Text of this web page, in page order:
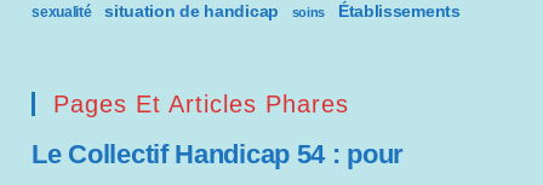
sexualité situation de handicap soins Établissements
Pages Et Articles Phares
Le Collectif Handicap 54 : pour